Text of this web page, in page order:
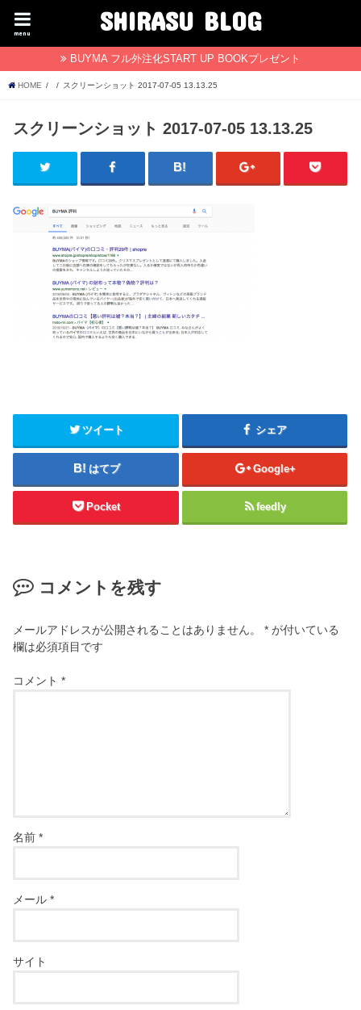
SHIRASU BLOG
menu
BUYMA フル外注化START UP BOOKプレゼント
HOME スクリーンショット 2017-07-05 13.13.25
スクリーンショット 2017-07-05 13.13.25
ツイート シェア
はてブ Google+
Pocket feedly
コメントを残す
メールアドレスが公開されることはありません。 * が付いている
欄は必須項目です
コメント*
名前*
メール*
サイト